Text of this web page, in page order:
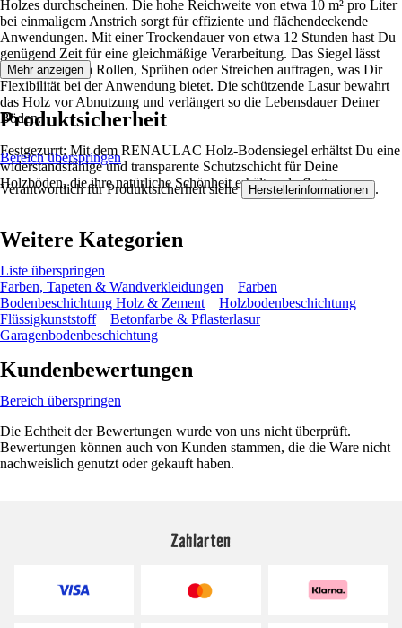
Holzes durchscheinen. Die hohe Reichweite von etwa 10 m² pro Liter
bei einmaligem Anstrich sorgt für effiziente und flächendeckende
Anwendungen. Mit einer Trockendauer von etwa 12 Stunden hast Du
genügend Zeit für eine gleichmäßige Verarbeitung. Das Siegel lässt
sich leicht durch Rollen, Sprühen oder Streichen auftragen, was Dir
Flexibilität bei der Anwendung bietet. Die schützende Lasur bewahrt
das Holz vor Abnutzung und verlängert so die Lebensdauer Deiner
Böden.
Festgezurrt: Mit dem RENAULAC Holz-Bodensiegel erhältst Du eine
widerstandsfähige und transparente Schutzschicht für Deine
Holzböden, die ihre natürliche Schönheit erhält und pflegt.
Mehr anzeigen
Produktsicherheit
Bereich überspringen
Verantwortlich für Produktsicherheit siehe Herstellerinformationen .
Weitere Kategorien
Liste überspringen
Farben, Tapeten & Wandverkleidungen
Farben
Bodenbeschichtung Holz & Zement
Holzbodenbeschichtung
Flüssigkunststoff
Betonfarbe & Pflasterlasur
Garagenbodenbeschichtung
Kundenbewertungen
Bereich überspringen
Die Echtheit der Bewertungen wurde von uns nicht überprüft.
Bewertungen können auch von Kunden stammen, die die Ware nicht
nachweislich genutzt oder gekauft haben.
Zahlarten